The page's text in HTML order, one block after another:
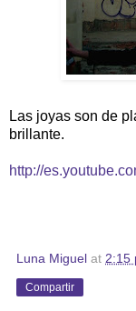
Las joyas son de
brillante.
http://
Luna Miguel at 2:15
Compartir